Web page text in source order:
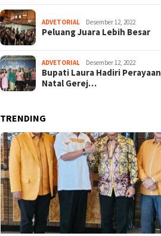
ADVETORIAL Desember 12, 2022
Peluang Juara Lebih Besar
ADVETORIAL Desember 12, 2022
Bupati Laura Hadiri Perayaan
Natal Gerej…
TRENDING